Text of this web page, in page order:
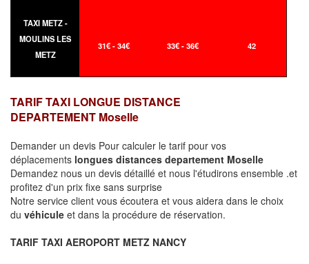
TAXI METZ -
MOULINS LES
METZ
31€ - 34€ 33€ - 36€ 42
TARIF TAXI LONGUE DISTANCE
DEPARTEMENT Moselle
Demander un devis Pour calculer le tarif pour vos
déplacements longues distances departement Moselle
Demandez nous un devis détaillé et nous l'étudirons ensemble .et
profitez d'un prix fixe sans surprise
Notre service client vous écoutera et vous aidera dans le choix
du véhicule et dans la procédure de réservation.
TARIF TAXI AEROPORT METZ NANCY